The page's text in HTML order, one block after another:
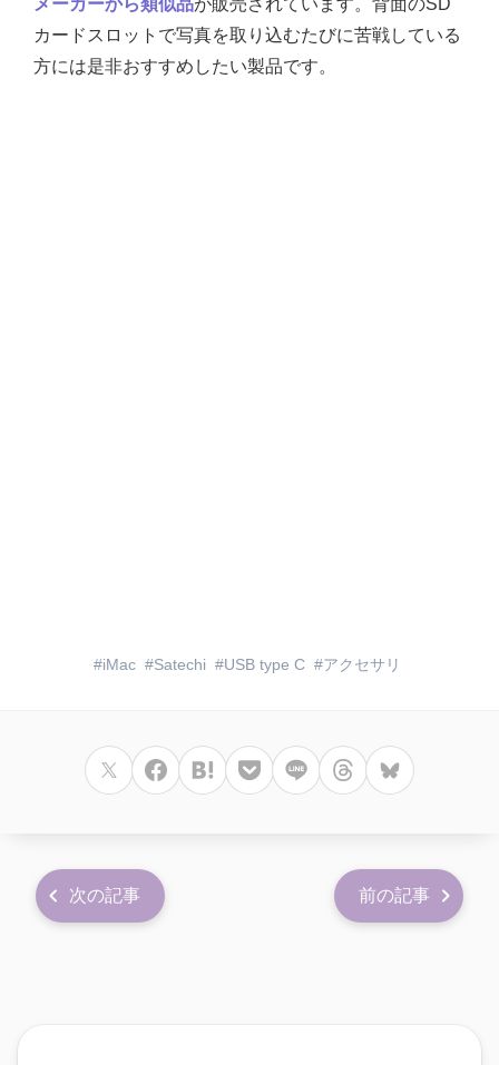
メーカーから類似品が販売されています。背面のSD
カードスロットで写真を取り込むたびに苦戦している
方には是非おすすめしたい製品です。
iMac Satechi USB type C アクセサリ
次の記事 前の記事